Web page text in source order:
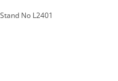
Stand No L2401